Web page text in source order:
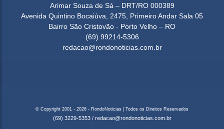
Arimar Souza de Sá – DRT/RO 000389
Avenida Quintino Bocaiúva, 2475, Primeiro Andar Sala 05
Bairro São Cristovão - Porto Velho – RO
(69) 99214-5306
redacao@rondonoticias.com.br
© Copyright 2001 - 2026 - RondoNoticias | Todos os Direitos Reservados
(69) 3229-5353 / redacao@rondonoticias.com.br